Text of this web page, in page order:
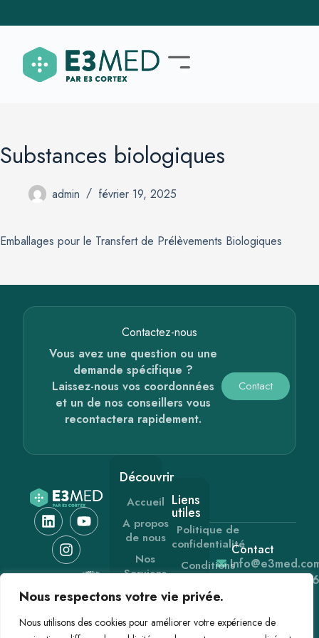
Nous respectons votre vie privée.
Nous utilisons des cookies pour améliorer votre expérience de
Substances biologiques
admin février 19, 2025
Emballages pour le Transfert de Prélèvements Biologiques
Contactez-nous​
Vous avez une question ou une
demande spécifique ?
Laissez-nous vos coordonnées
et un de nos conseillers vous
recontactera rapidement.
Contact
Découvrir
Accueil
A propos
de nous
Nos
Services
Les
Actualités
Liens
utiles
Politique de
confidentialité
Conditions
Vente
légales
Contact
+33 (0) 1 60